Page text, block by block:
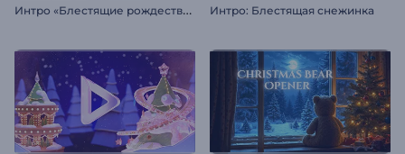
И
нтро «Блестящие рождественские орнаменты» Интро: Блестящая снежинка